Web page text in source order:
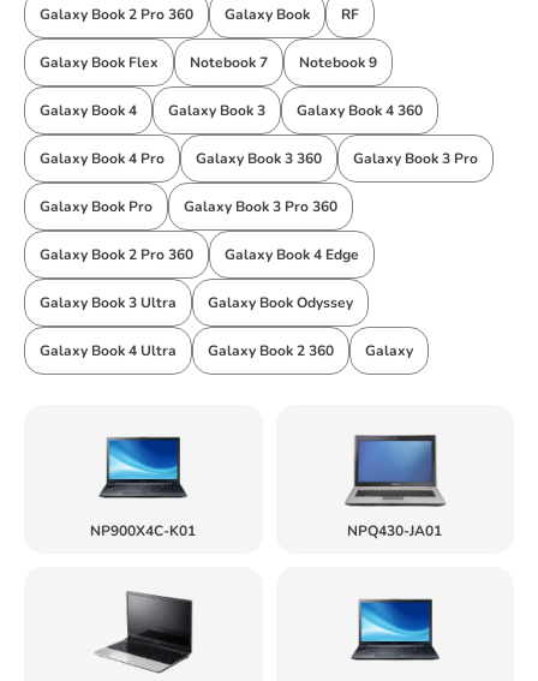
Galaxy Book 2 Pro 360 Galaxy Book RF
Galaxy Book Flex Notebook 7 Notebook 9
Galaxy Book 4 Galaxy Book 3 Galaxy Book 4 360
Galaxy Book 4 Pro Galaxy Book 3 360 Galaxy Book 3 Pro
Galaxy Book Pro Galaxy Book 3 Pro 360
Galaxy Book 2 Pro 360 Galaxy Book 4 Edge
Galaxy Book 3 Ultra Galaxy Book Odyssey
Galaxy Book 4 Ultra Galaxy Book 2 360 Galaxy
NP900X4C-K01 NPQ430-JA01